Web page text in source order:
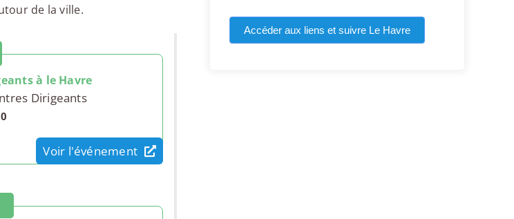
de la ville.
à le Havre
Dirigeants
Voir l'événement
Accéder aux liens et suivre Le Havre